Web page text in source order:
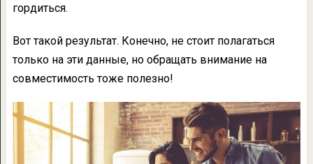
гордиться.
Вот такой результат. Конечно, не стоит полагаться
только на эти данные, но обращать внимание на
совместимость тоже полезно!